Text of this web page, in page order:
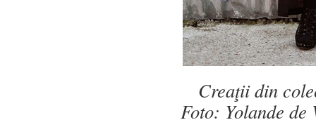
Creaţii din
Foto: Yolande